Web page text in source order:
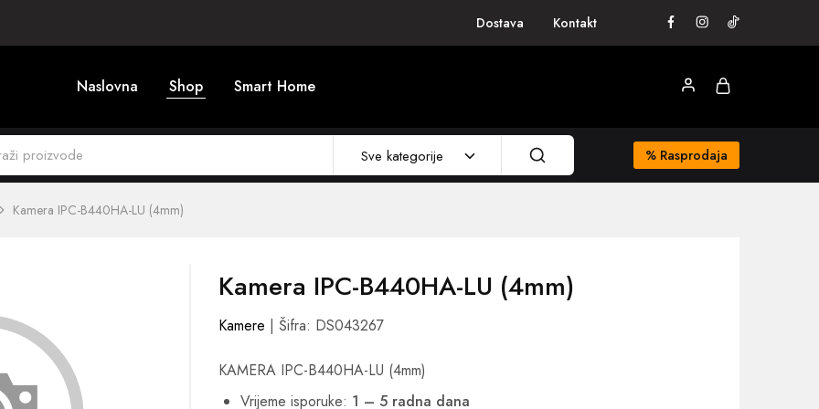
Dostava Kontakt
Naslovna Shop Smart Home
Sve kategorije % Rasprodaja
Kamera IPC-B440HA-LU (4mm)
Kamera IPC-B440HA-LU (4mm)
Kamere | Šifra: DS043267
KAMERA IPC-B440HA-LU (4mm)
Vrijeme isporuke: 1 – 5 radna dana